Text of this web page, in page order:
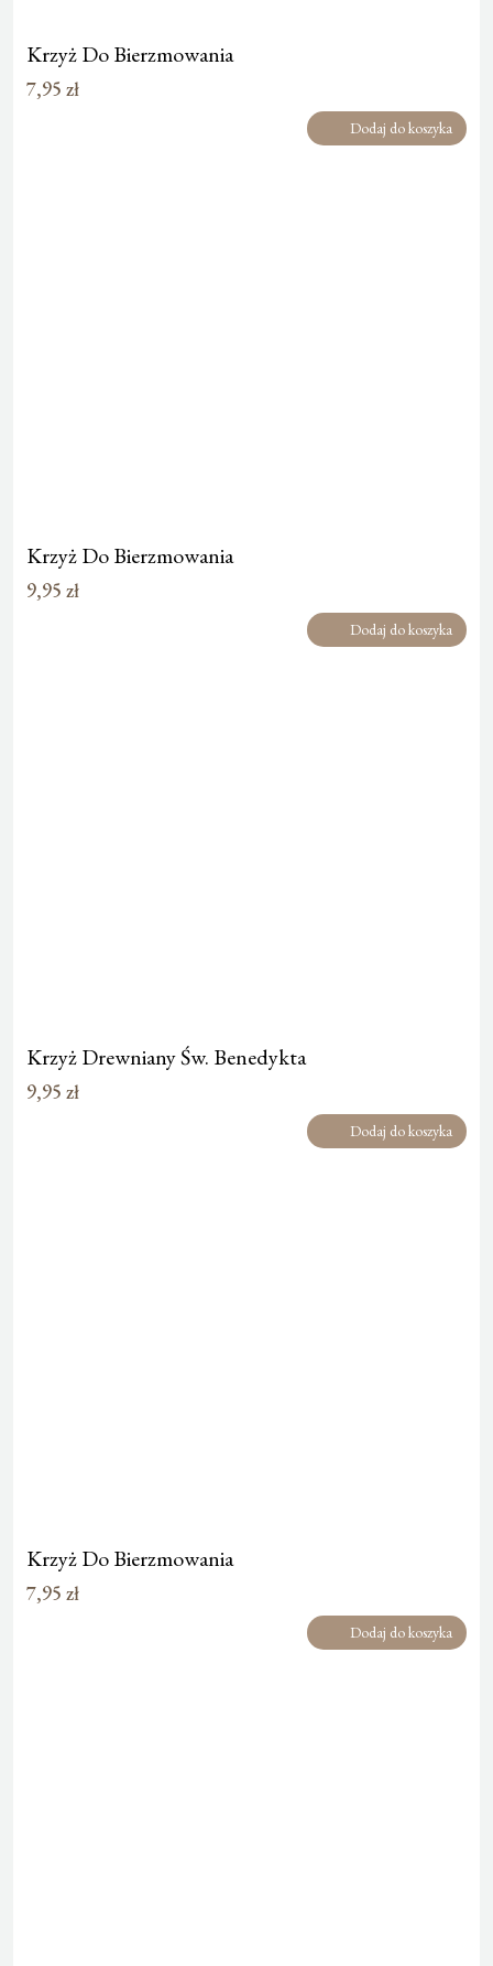
Krzyż Do Bierzmowania
7,95 zł
Dodaj do koszyka
Krzyż Do Bierzmowania
9,95 zł
Dodaj do koszyka
Krzyż Drewniany Św. Benedykta
9,95 zł
Dodaj do koszyka
Krzyż Do Bierzmowania
7,95 zł
Dodaj do koszyka